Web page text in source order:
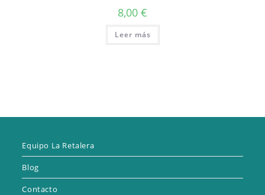
8,00 €
Leer más
Equipo La Retalera
Blog
Contacto